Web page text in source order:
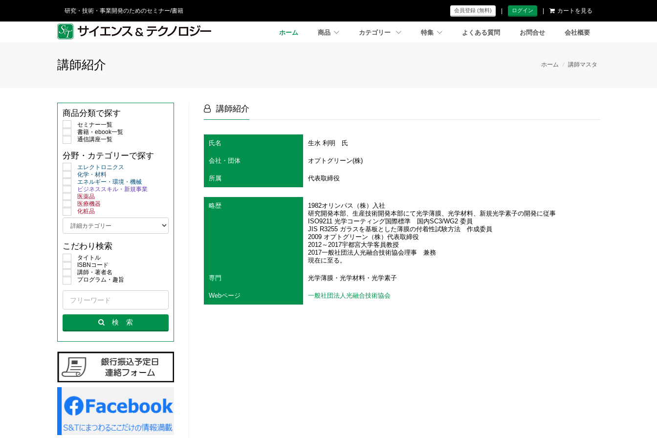
研究・技術・事業開発のためのセミナー/書籍 会員登録 (無料) | ログイン | カートを見る
ホーム 商品 カテゴリー 特集 よくある質問 お問合せ 会社概要
講師紹介 ホーム / 講師マスタ
講師紹介
氏名 生水 利明 氏
会社・団体 オプトグリーン(株)
所属 代表取締役
略歴
1982オリンパス（株）入社
研究開発本部、生産技術開発本部にて光学薄膜、光学材料、新規光学素子の開発に従事
ISO9211 光学コーティング国際標準 国内SC3/WG2 委員
JIS R3255 ガラスを基板とした薄膜の付着性試験方法 作成委員
2009 オプトグリーン（株）代表取締役
2012～2017宇都宮大学客員教授
2017一般社団法人光融合技術協会理事 兼務
現在に至る。
専門 光学薄膜・光学材料・光学素子
Webページ 一般社団法人光融合技術協会
商品分類で探す
セミナー一覧
書籍・ebook一覧
通信講座一覧
分野・カテゴリーで探す
エレクトロニクス
化学・材料
エネルギー・環境・機械
ビジネススキル・新規事業
医薬品
医療機器
化粧品
こだわり検索
タイトル
ISBNコード
講師・著者名
プログラム・趣旨
検 索